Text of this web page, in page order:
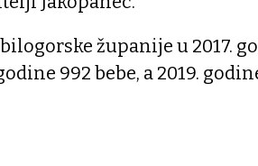
županije u 2017.
992 bebe, a 2019.